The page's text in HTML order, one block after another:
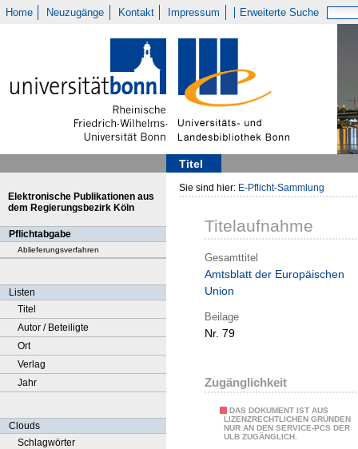
Home Neuzugänge Kontakt Impressum Erweiterte Suche
Titel
Elektronische Publikationen aus
dem Regierungsbezirk Köln
Pflichtabgabe
Ablieferungsverfahren
Listen
Titel
Autor / Beteiligte
Ort
Verlag
Jahr
Clouds
Schlagwörter
Sie sind hier: E-Pflicht-Sammlung
Titelaufnahme
Gesamttitel
Amtsblatt der Europäischen
Union
Beilage
Nr. 79
Zugänglichkeit
DAS DOKUMENT IST AUS
LIZENZRECHTLICHEN GRÜNDEN
NUR AN DEN SERVICE-PCS DER
ULB ZUGÄNGLICH.